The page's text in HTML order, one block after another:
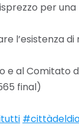
per
l’esistenza di
e al Comitato
final)